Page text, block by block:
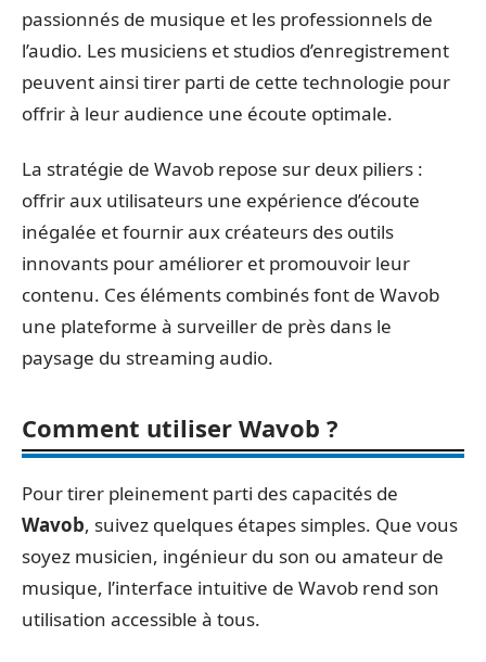
passionnés de musique et les professionnels de
l’audio. Les musiciens et studios d’enregistrement
peuvent ainsi tirer parti de cette technologie pour
offrir à leur audience une écoute optimale.
La stratégie de Wavob repose sur deux piliers :
offrir aux utilisateurs une expérience d’écoute
inégalée et fournir aux créateurs des outils
innovants pour améliorer et promouvoir leur
contenu. Ces éléments combinés font de Wavob
une plateforme à surveiller de près dans le
paysage du streaming audio.
Comment utiliser Wavob ?
Pour tirer pleinement parti des capacités de
Wavob, suivez quelques étapes simples. Que vous
soyez musicien, ingénieur du son ou amateur de
musique, l’interface intuitive de Wavob rend son
utilisation accessible à tous.